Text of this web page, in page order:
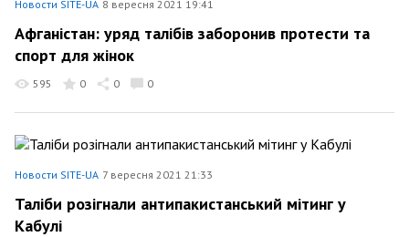
Новости SITE-UA 8 вересня 2021 19:41
Афганістан: уряд талібів заборонив протести та
спорт для жінок
595 0 0 0
Новости SITE-UA 7 вересня 2021 21:33
Таліби розігнали антипакистанський мітинг у
Кабулі